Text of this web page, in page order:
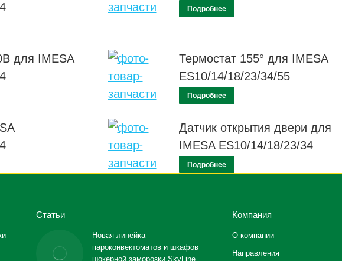
Подробнее
для IMESA
Термостат 155° для IMESA
ES10/14/18/23/34/55
Подробнее
Датчик открытия двери для
IMESA ES10/14/18/23/34
Подробнее
Статьи
Новая линейка
пароконвектоматов и шкафов
шокерной заморозки SkyLine
Компания
О компании
Направления